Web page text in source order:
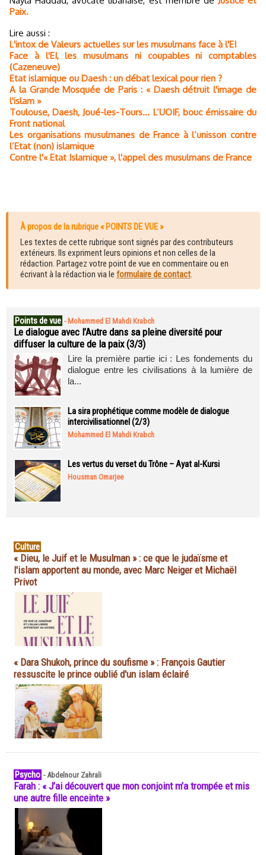
Paix.
Lire aussi :
L'intox de Valeurs actuelles sur les musulmans face à l'EI
Face à l'EI, les musulmans ni coupables ni comptables
(Cazeneuve)
Etat islamique ou Daesh : un débat lexical pour rien ?
A la Grande Mosquée de Paris : « Daesh détruit l'image de
l'islam »
Toulouse, Daesh, Joué-les-Tours… L’UOIF, bouc émissaire du
Front national
Les organisations musulmanes de France à l’unisson contre
l’Etat (non) islamique
Contre l'« Etat Islamique », l'appel des musulmans de France
À propos de la rubrique « POINTS DE VUE »
Les textes de cette rubrique sont signés par des contributeurs
extérieurs. Ils expriment leurs opinions et non celles de la
rédaction. Partagez votre point de vue en commentaire ou en
écrivant à la rédaction via le formulaire de contact.
Points de vue - Mohammed El Mahdi Krabch
Le dialogue avec l’Autre dans sa pleine diversité pour
diffuser la culture de la paix (3/3)
Lire la première partie ici : Les fondements du
dialogue entre les civilisations à la lumière de
la...
La sira prophétique comme modèle de dialogue
intercivilisationnel (2/3)
Mohammed El Mahdi Krabch
Les vertus du verset du Trône – Ayat al-Kursi
Housman Omarjee
Culture
« Dieu, le Juif et le Musulman » : ce que le judaïsme et
l'islam apportent au monde, avec Marc Neiger et Michaël
Privot
« Dara Shukoh, prince du soufisme » : François Gautier
ressuscite le prince oublié d'un islam éclairé
Psycho -Abdelnour Zahrali
Farah : « J’ai découvert que mon conjoint m’a trompée et mis
une autre fille enceinte »